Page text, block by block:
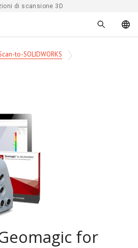
di scansione 3D
to-SOLIDWORKS
for